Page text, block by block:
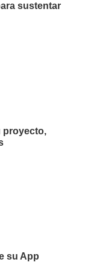
sustentar
proyecto,
su App